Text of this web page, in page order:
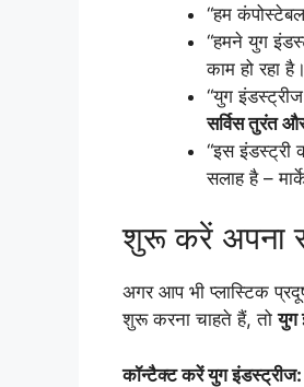
“हम
“हमने युग
काम हो रहा
“युग
सर्विस तुरंत
“इस इंडस्ट्री
सलाह है –
शुरू करें अपना
अगर आप भी प्लास्टिक
शुरू करना चाहते हैं, तोयुग
कॉन्टैक्ट करें युग इंडस्ट्रीज: